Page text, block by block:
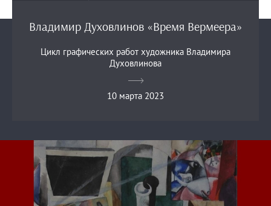
Владимир Духовлинов «Время Вермеера»
Цикл графических работ художника Владимира
Духовлинова
10 марта 2023